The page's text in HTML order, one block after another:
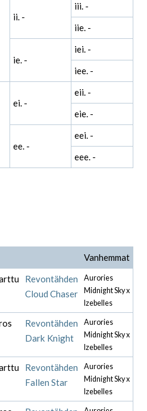
ii. -
iii. -
iie. -
ie. -
iei. -
iee. -
ei. -
eii. -
eie. -
ee. -
eei. -
eee. -
Vanhemmat
Revontähden
Cloud Chaser
Aurories
Midnight Sky x
Izebelles
Revontähden
Dark Knight
Aurories
Midnight Sky x
Izebelles
Revontähden
Fallen Star
Aurories
Midnight Sky x
Izebelles